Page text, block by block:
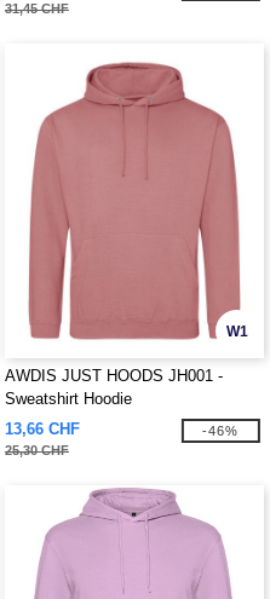
31,45 CHF
W1
AWDIS JUST HOODS JH001 -
Sweatshirt Hoodie
13,66 CHF
25,30 CHF
-46%